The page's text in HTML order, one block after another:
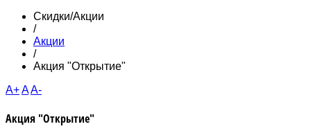
Скидки/Акции
/
Акции
/
Акция "Открытие"
A+AA-
Акция "Открытие"